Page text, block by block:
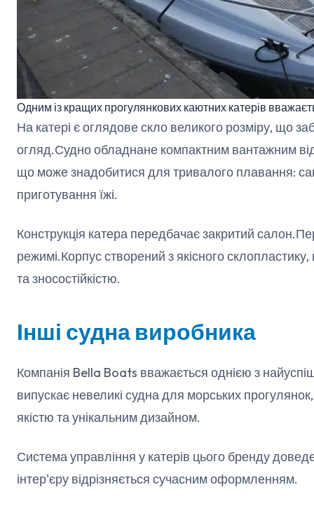
Одним із кращих прогулянкових каютних катерів
На катері є оглядове скло великого розміру, що
огляд.Судно обладнане компактним вантажним
що може знадобитися для тривалого плавання:
приготування їжі.
Конструкція катера передбачає закритий
режимі.Корпус створений з якісного
та зносостійкістю.
Інші судна виробника
Компанія Bella Boats вважається однією з
випускає невеликі судна для морських
якістю та унікальним дизайном.
Система управління у катерів цього бренду
інтер'єру відрізняється сучасним оформленням.